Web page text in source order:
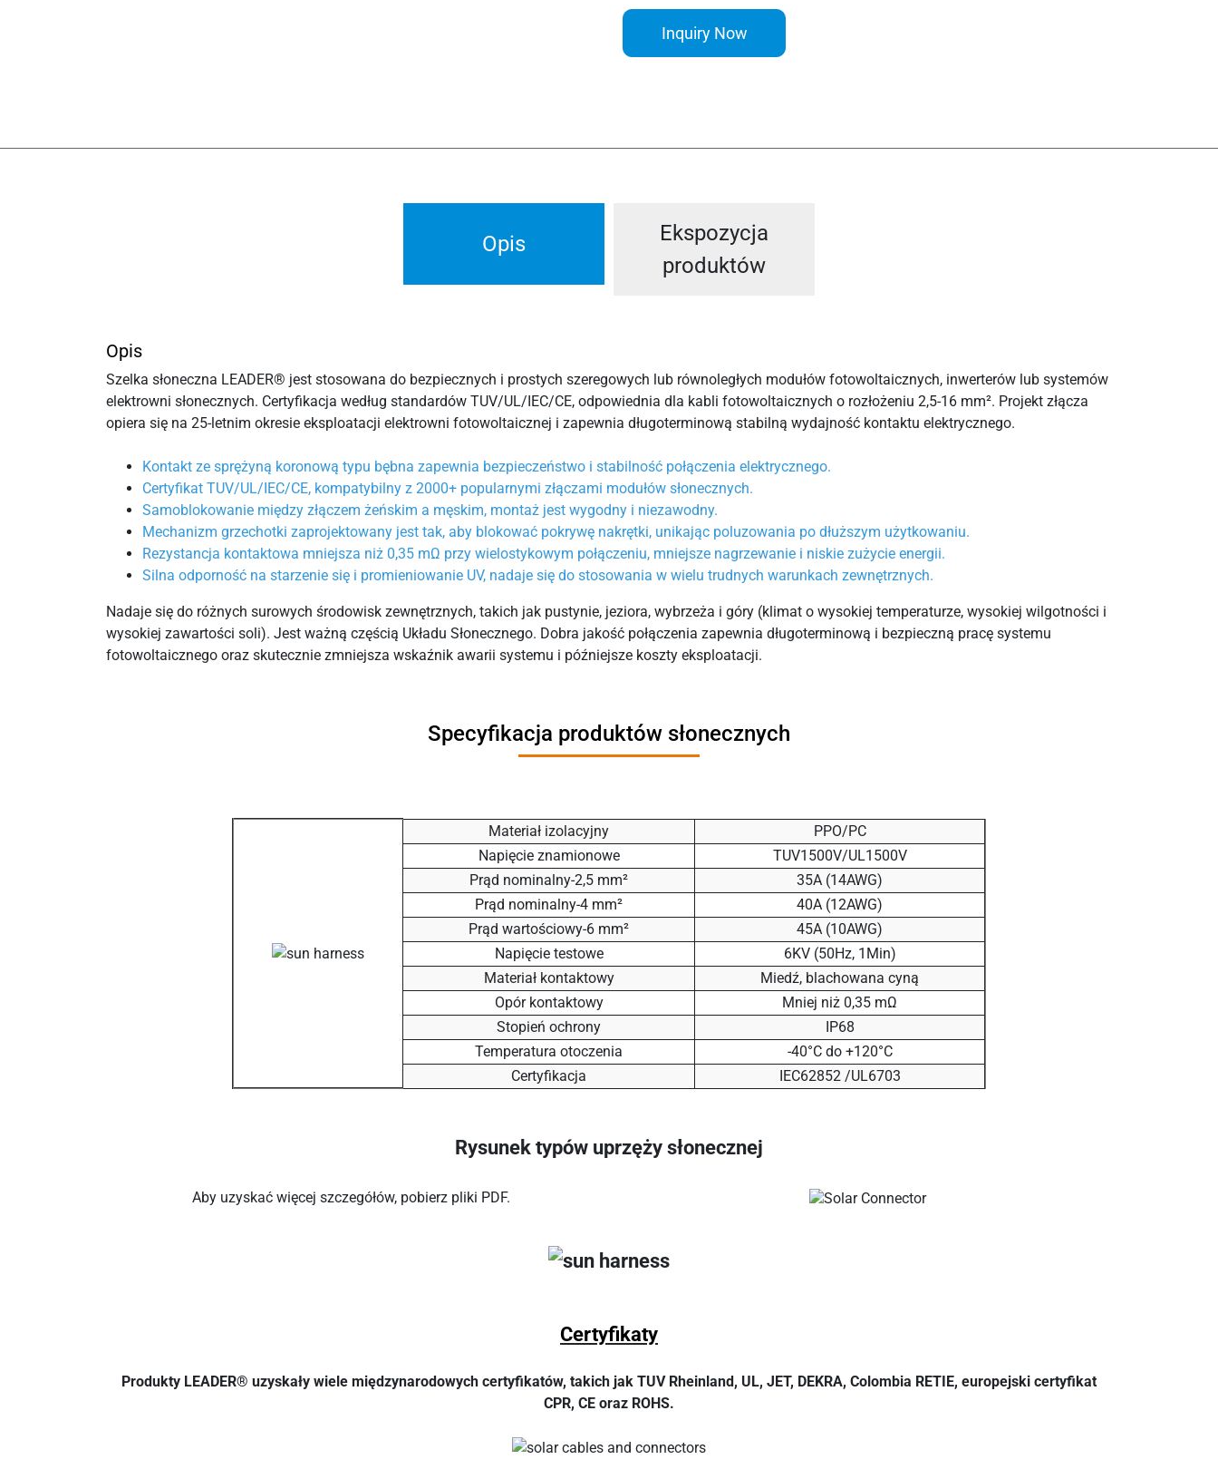
Inquiry Now
Opis
Ekspozycja
produktów
Opis
Szelka słoneczna LEADER® jest stosowana do bezpiecznych i prostych szeregowych lub równoległych modułów fotowoltaicznych, inwerterów lub systemów
elektrowni słonecznych. Certyfikacja według standardów TUV/UL/IEC/CE, odpowiednia dla kabli fotowoltaicznych o rozłożeniu 2,5-16 mm². Projekt złącza
opiera się na 25-letnim okresie eksploatacji elektrowni fotowoltaicznej i zapewnia długoterminową stabilną wydajność kontaktu elektrycznego.
Kontakt ze sprężyną koronową typu bębna zapewnia bezpieczeństwo i stabilność połączenia elektrycznego.
Certyfikat TUV/UL/IEC/CE, kompatybilny z 2000+ popularnymi złączami modułów słonecznych.
Samoblokowanie między złączem żeńskim a męskim, montaż jest wygodny i niezawodny.
Mechanizm grzechotki zaprojektowany jest tak, aby blokować pokrywę nakrętki, unikając poluzowania po dłuższym użytkowaniu.
Rezystancja kontaktowa mniejsza niż 0,35 mΩ przy wielostykowym połączeniu, mniejsze nagrzewanie i niskie zużycie energii.
Silna odporność na starzenie się i promieniowanie UV, nadaje się do stosowania w wielu trudnych warunkach zewnętrznych.
Nadaje się do różnych surowych środowisk zewnętrznych, takich jak pustynie, jeziora, wybrzeża i góry (klimat o wysokiej temperaturze, wysokiej wilgotności i
wysokiej zawartości soli). Jest ważną częścią Układu Słonecznego. Dobra jakość połączenia zapewnia długoterminową i bezpieczną pracę systemu
fotowoltaicznego oraz skutecznie zmniejsza wskaźnik awarii systemu i późniejsze koszty eksploatacji.
Specyfikacja produktów słonecznych
Materiał izolacyjny
PPO/PC
Napięcie znamionowe
TUV1500V/UL1500V
Prąd nominalny-2,5 mm²
35A (14AWG)
Prąd nominalny-4 mm²
40A (12AWG)
Prąd wartościowy-6 mm²
45A (10AWG)
Napięcie testowe
6KV (50Hz, 1Min)
Materiał kontaktowy
Miedź, blachowana cyną
Opór kontaktowy
Mniej niż 0,35 mΩ
Stopień ochrony
IP68
Temperatura otoczenia
-40°C do +120°C
Certyfikacja
IEC62852 /UL6703
Rysunek typów uprzęży słonecznej
Aby uzyskać więcej szczegółów, pobierz pliki PDF.
Certyfikaty
Produkty LEADER® uzyskały wiele międzynarodowych certyfikatów, takich jak TUV Rheinland, UL, JET, DEKRA, Colombia RETIE, europejski certyfikat
CPR, CE oraz ROHS.